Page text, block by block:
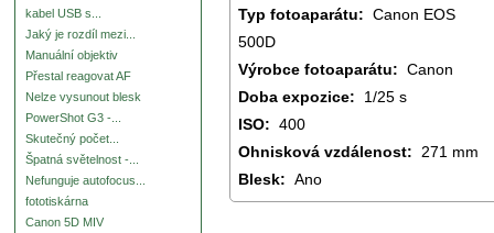
kabel USB s...
Jaký je rozdíl mezi...
Manuální objektiv
Přestal reagovat AF
Nelze vysunout blesk
PowerShot G3 -...
Skutečný počet...
Špatná světelnost -...
Nefunguje autofocus...
fototiskárna
Canon 5D MIV
Typ fotoaparátu:
500D
Výrobce fotoaparátu: Canon
Doba expozice:
1/25 s
ISO: 400
Ohnisková vzdálenost:
271 mm
Blesk: Ano